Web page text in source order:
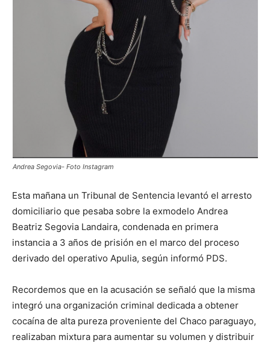
Andrea Segovia- Foto Instagram
Esta mañana un Tribunal de Sentencia levantó el arresto
domiciliario que pesaba sobre la exmodelo Andrea
Beatriz Segovia Landaira, condenada en primera
instancia a 3 años de prisión en el marco del proceso
derivado del operativo Apulia, según informó PDS.
Recordemos que en la acusación se señaló que la misma
integró una organización criminal dedicada a obtener
cocaína de alta pureza proveniente del Chaco paraguayo,
realizaban mixtura para aumentar su volumen y distribuir